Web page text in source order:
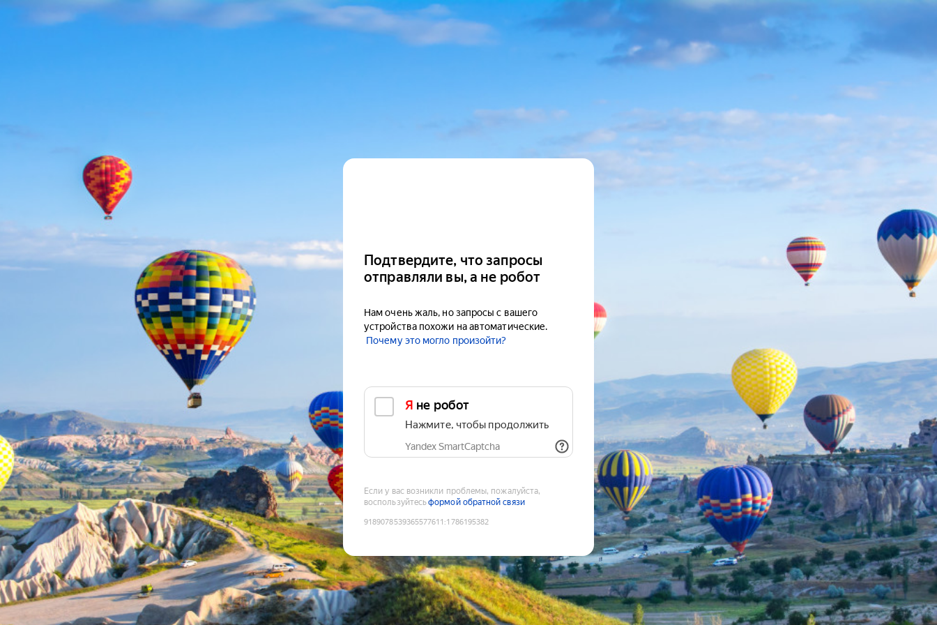
Подтвердите, что запросы
отправляли вы, а не робот
Нам очень жаль, но запросы с вашего
устройства похожи на автоматические.
Почему это могло произойти?
Я не робот
Нажмите, чтобы продолжить
Yandex SmartCaptcha
Если у вас возникли проблемы, пожалуйста,
воспользуйтесьформой обратной связи
9189078539365577611 :1786195382